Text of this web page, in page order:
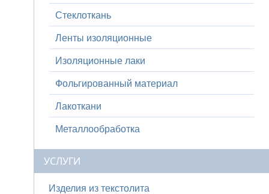
Стеклоткань
Ленты изоляционные
Изоляционные лаки
Фольгированный материал
Лакоткани
Металлообработка
УСЛУГИ
Изделия из текстолита